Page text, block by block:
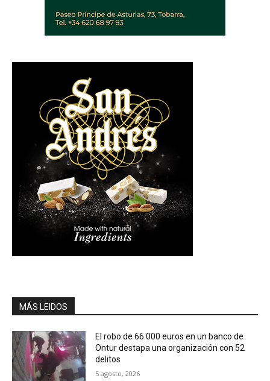
MÁS LEIDOS
El robo de 66.000 euros en un banco de
Ontur destapa una organización con 52
delitos
5 agosto, 2026